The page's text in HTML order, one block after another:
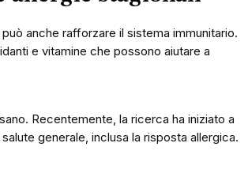
anche rafforzare il sistema immunitario.
e vitamine che possono aiutare a
Recentemente, la ricerca ha iniziato a
generale, inclusa la risposta allergica.